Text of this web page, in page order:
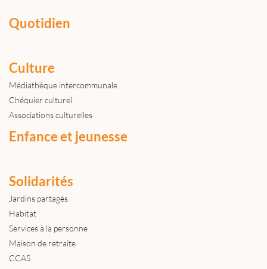
Quotidien
Culture
Médiathèque intercommunale
Chéquier culturel
Associations culturelles
Enfance et jeunesse
Solidarités
Jardins partagés
Habitat
Services à la personne
Maison de retraite
CCAS